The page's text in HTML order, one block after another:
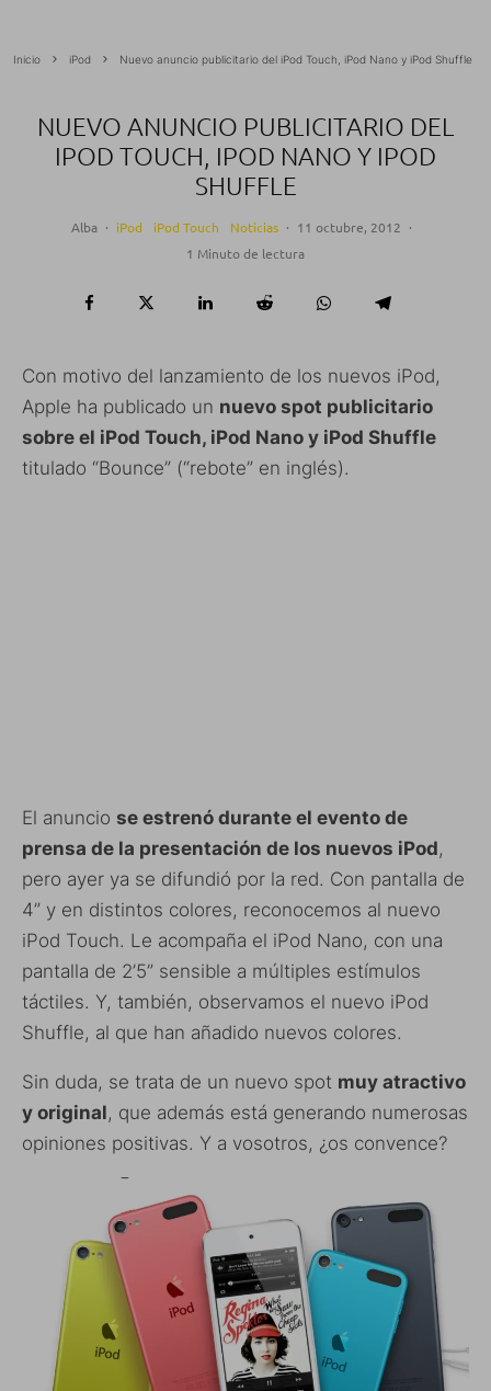
Inicio iPod Nuevo anuncio publicitario del iPod Touch, iPod Nano y iPod Shuffle
NUEVO ANUNCIO PUBLICITARIO DEL
IPOD TOUCH, IPOD NANO Y IPOD
SHUFFLE
Alba · iPod iPod Touch Noticias · 11 octubre, 2012 ·
1 Minuto de lectura
Con motivo del lanzamiento de los nuevos iPod,
Apple ha publicado un nuevo spot publicitario
sobre el iPod Touch, iPod Nano y iPod Shuffle
titulado “Bounce” (“rebote” en inglés).
El anuncio se estrenó durante el evento de
prensa de la presentación de los nuevos iPod,
pero ayer ya se difundió por la red. Con pantalla de
4” y en distintos colores, reconocemos al nuevo
iPod Touch. Le acompaña el iPod Nano, con una
pantalla de 2’5” sensible a múltiples estímulos
táctiles. Y, también, observamos el nuevo iPod
Shuffle, al que han añadido nuevos colores.
Sin duda, se trata de un nuevo spot muy atractivo
y original, que además está generando numerosas
opiniones positivas. Y a vosotros, ¿os convence?